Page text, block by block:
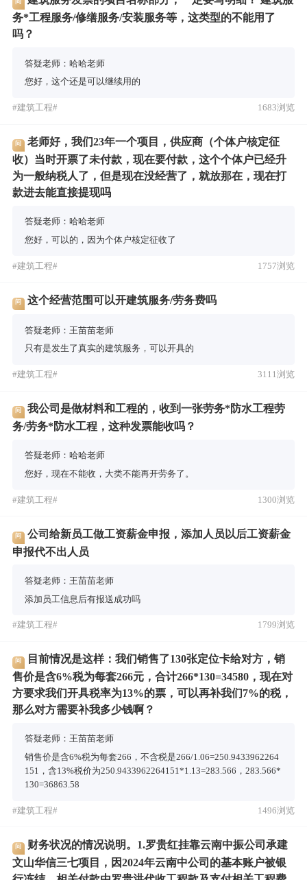
问
务*工程服务/修缮服务/安装服务等，这类型的不能用了
吗？
答疑老师：哈哈老师
您好，这个还是可以继续用的
#建筑工程# 1683浏览
问
老师好，我们23年一个项目，供应商（个体户核定征
收）当时开票了未付款，现在要付款，这个个体户已经升
为一般纳税人了，但是现在没经营了，就放那在，现在打
款进去能直接提现吗
答疑老师：哈哈老师
您好，可以的，因为个体户核定征收了
#建筑工程# 1757浏览
问 这个经营范围可以开建筑服务/劳务费吗
答疑老师：王苗苗老师
只有是发生了真实的建筑服务，可以开具的
#建筑工程# 3111浏览
问
我公司是做材料和工程的，收到一张劳务*防水工程劳
务/劳务*防水工程，这种发票能收吗？
答疑老师：哈哈老师
您好，现在不能收，大类不能再开劳务了。
#建筑工程# 1300浏览
问
公司给新员工做工资薪金申报，添加人员以后工资薪金
申报代不出人员
答疑老师：王苗苗老师
添加员工信息后有报送成功吗
#建筑工程# 1799浏览
问
目前情况是这样：我们销售了130张定位卡给对方，销
售价是含6%税为每套266元，合计266*130=34580，现在对
方要求我们开具税率为13%的票，可以再补我们7%的税，
那么对方需要补我多少钱啊？
答疑老师：王苗苗老师
销售价是含6%税为每套266，不含税是266/1.06=250.9433962264
151，含13%税价为250.9433962264151*1.13=283.566，283.566*
130=36863.58
#建筑工程# 1496浏览
问
财务状况的情况说明。1.罗贵红挂靠云南中振公司承建
文山华信三七项目，因2024年云南中公司的基本账户被银